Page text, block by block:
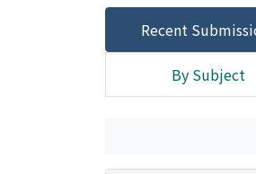
Recent
By Subject